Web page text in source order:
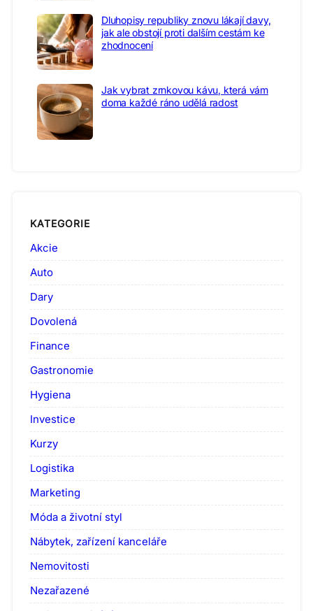
Dluhopisy republiky znovu lákají davy,
jak ale obstojí proti dalším cestám ke
zhodnocení
Jak vybrat zrnkovou kávu, která vám
doma každé ráno udělá radost
KATEGORIE
Akcie
Auto
Dary
Dovolená
Finance
Gastronomie
Hygiena
Investice
Kurzy
Logistika
Marketing
Móda a životní styl
Nábytek, zařízení kanceláře
Nemovitosti
Nezařazené